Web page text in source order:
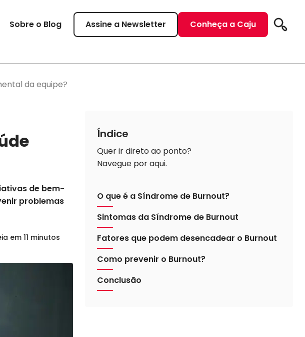
Sobre o Blog Assine a Newsletter Conheça a Caju
da equipe?
de bem-
problemas
em 11 minutos
Índice
Quer ir direto ao ponto?
Navegue por aqui.
O que é a Síndrome de Burnout?
Sintomas da Síndrome de Burnout
Fatores que podem desencadear o Burnout
Como prevenir o Burnout?
Conclusão